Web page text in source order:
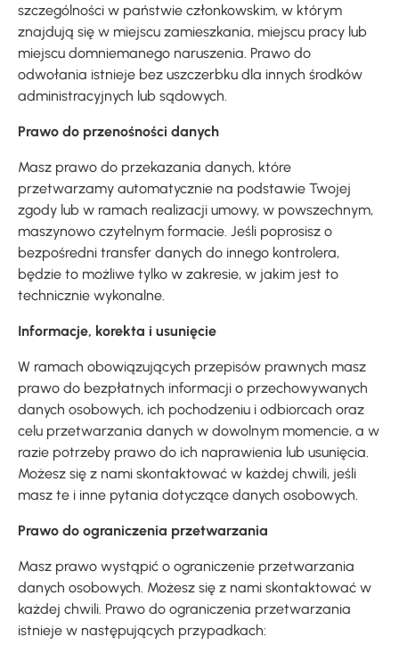
szczególności w państwie członkowskim, w którym
znajdują się w miejscu zamieszkania, miejscu pracy lub
miejscu domniemanego naruszenia. Prawo do
odwołania istnieje bez uszczerbku dla innych środków
administracyjnych lub sądowych.
Prawo do przenośności danych
Masz prawo do przekazania danych, które
przetwarzamy automatycznie na podstawie Twojej
zgody lub w ramach realizacji umowy, w powszechnym,
maszynowo czytelnym formacie. Jeśli poprosisz o
bezpośredni transfer danych do innego kontrolera,
będzie to możliwe tylko w zakresie, w jakim jest to
technicznie wykonalne.
Informacje, korekta i usunięcie
W ramach obowiązujących przepisów prawnych masz
prawo do bezpłatnych informacji o przechowywanych
danych osobowych, ich pochodzeniu i odbiorcach oraz
celu przetwarzania danych w dowolnym momencie, a w
razie potrzeby prawo do ich naprawienia lub usunięcia.
Możesz się z nami skontaktować w każdej chwili, jeśli
masz te i inne pytania dotyczące danych osobowych.
Prawo do ograniczenia przetwarzania
Masz prawo wystąpić o ograniczenie przetwarzania
danych osobowych. Możesz się z nami skontaktować w
każdej chwili. Prawo do ograniczenia przetwarzania
istnieje w następujących przypadkach: